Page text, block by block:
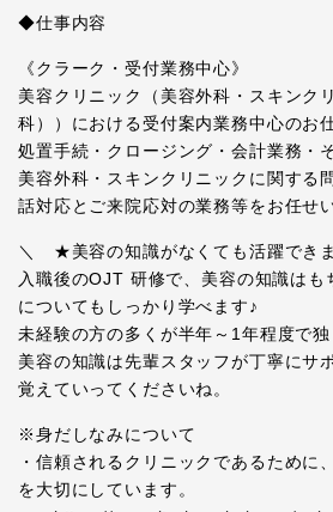
◆仕事内容
《クラーク・受付業務中心》
美容クリニック（美容外科・スキンク
科））における受付案内業務中心のお
処置手続・クロージング・会計業務・
美容外科・スキンクリニックに関する
話対応とご来院応対の業務等をお任せ
＼ ★美容の知識がなくても活躍で
入職後のOJT 研修で、美容の知識はも
についてもしっかり学べます♪
未経験の方の多くが半年～1年程度で独
美容の知識は先輩スタッフが丁寧にサ
覚えていってくださいね。
※身だしなみについて
・信頼されるクリニックであるために
を大切にしています。